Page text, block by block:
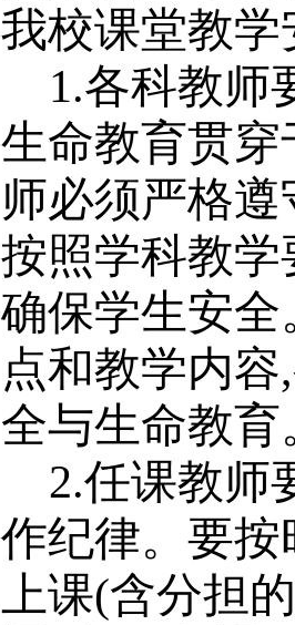
我校课堂教
1.各科教师
生命教育贯
师必须严格
按照学科教学
确保学生安
点和教学内容,
全与生命教育
2.任课教师
作纪律。要
上课(含分担